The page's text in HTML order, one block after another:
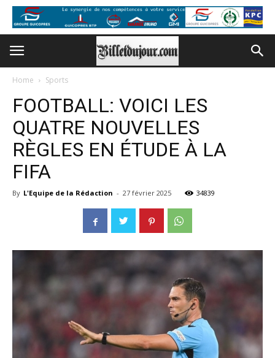
Home Sports
FOOTBALL: VOICI LES
QUATRE NOUVELLES
RÈGLES EN ÉTUDE À LA
FIFA
By L'Equipe de la Rédaction - 27 février 2025 34839